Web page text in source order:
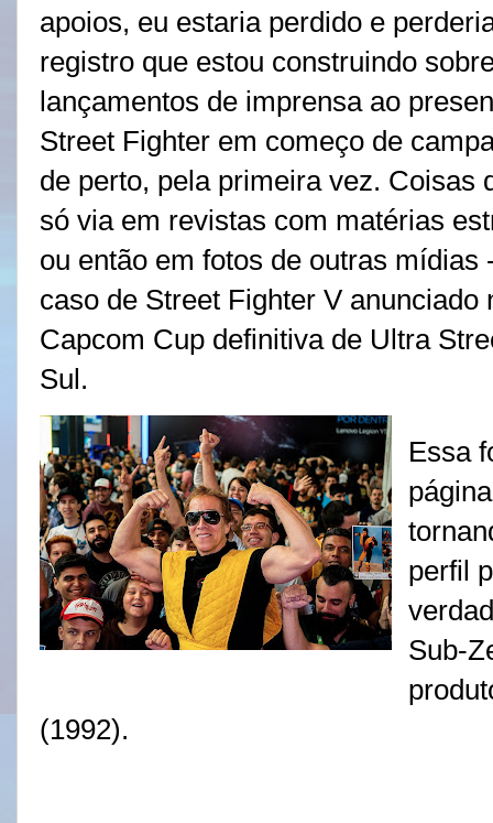
apoios, eu estaria perdido e
registro que estou construindo
lançamentos de imprensa ao
Street Fighter em começo de
de perto, pela primeira vez. Coisas
só via em revistas com matérias
ou então em fotos de outras mídias
caso de Street Fighter V
Capcom Cup definitiva de Ultra
Sul.
Essa
perfil
Sub-
(1992).